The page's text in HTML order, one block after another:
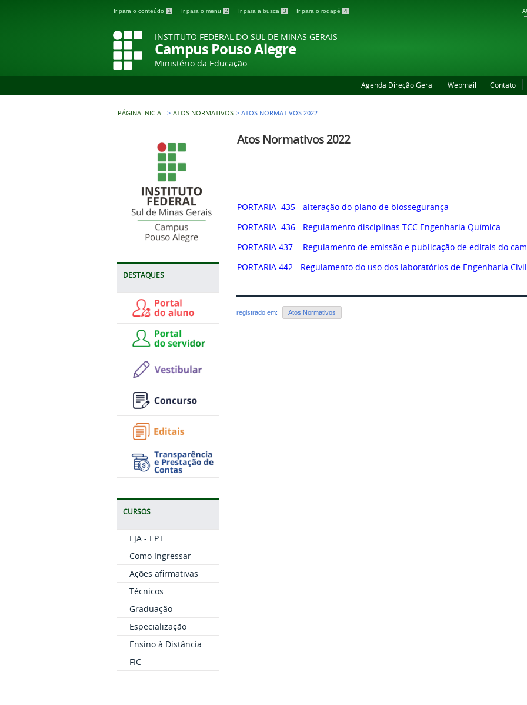
Ir para o conteúdo 1 Ir para o menu 2 Ir para a busca 3 Ir para o rodapé 4
INSTITUTO FEDERAL DO SUL DE MINAS GERAIS
Campus Pouso Alegre
Ministério da Educação
Agenda Direção Geral Webmail Contato
PÁGINA INICIAL > ATOS NORMATIVOS > ATOS NORMATIVOS 2022
DESTAQUES
CURSOS
EJA - EPT
Como Ingressar
Ações afirmativas
Técnicos
Graduação
Especialização
Ensino à Distância
FIC
Atos Normativos 2022
PORTARIA 435 - alteração do plano de biossegurança
PORTARIA 436 - Regulamento disciplinas TCC Engenharia Química
PORTARIA 437 - Regulamento de emissão e publicação de editais do
PORTARIA 442 - Regulamento do uso dos laboratórios de Engenharia
registrado em: Atos Normativos